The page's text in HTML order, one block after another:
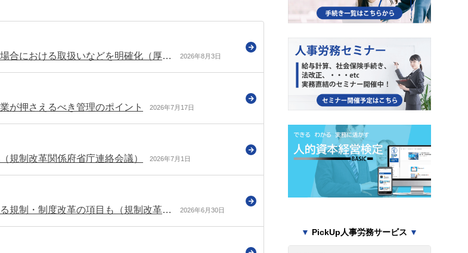
シフト制における年休 基準日において所定労働日数を算出し難い場合における取扱いなどを明確化（厚労省） 2026年8月3日
が押さえるべき管理のポイント 2026年7月17日
規制改革関係府省庁連絡会議） 2026年7月1日
「規制改革推進に関する答申（案）」を提示 労働時間法制に関する規制・制度改革の項目も（規制改革推進会議） 2026年6月30日
▼ PickUp人事労務サービス ▼